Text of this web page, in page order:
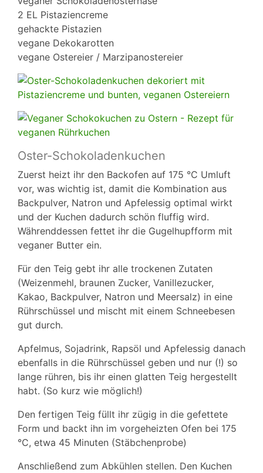
2 EL Pistaziencreme
gehackte Pistazien
vegane Dekokarotten
vegane Ostereier / Marzipanostereier
Oster-Schokoladenkuchen
Zuerst heizt ihr den Backofen auf 175 °C Umluft
vor, was wichtig ist, damit die Kombination aus
Backpulver, Natron und Apfelessig optimal wirkt
und der Kuchen dadurch schön fluffig wird.
Währenddessen fettet ihr die Gugelhupfform mit
veganer Butter ein.
Für den Teig gebt ihr alle trockenen Zutaten
(Weizenmehl, braunen Zucker, Vanillezucker,
Kakao, Backpulver, Natron und Meersalz) in eine
Rührschüssel und mischt mit einem Schneebesen
gut durch.
Apfelmus, Sojadrink, Rapsöl und Apfelessig danach
ebenfalls in die Rührschüssel geben und nur (!) so
lange rühren, bis ihr einen glatten Teig hergestellt
habt. (So kurz wie möglich!)
Den fertigen Teig füllt ihr zügig in die gefettete
Form und backt ihn im vorgeheizten Ofen bei 175
°C, etwa 45 Minuten (Stäbchenprobe)
Anschließend zum Abkühlen stellen. Den Kuchen